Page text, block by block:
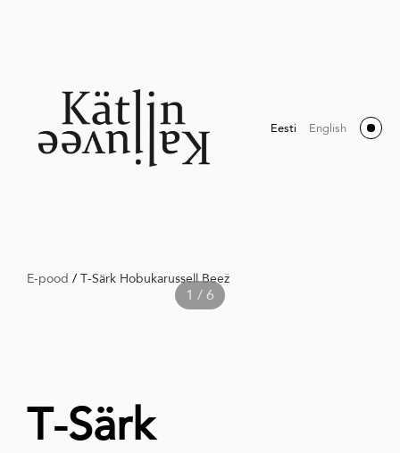
Eesti English
E-pood / T-Särk Hobukarussell Beež
1 / 6
T-Särk